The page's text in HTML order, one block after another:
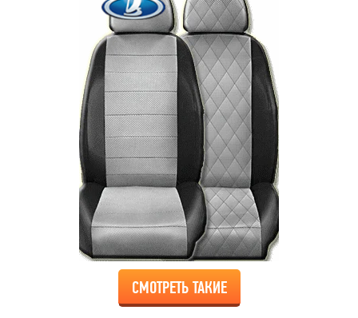
СМОТРЕТЬ ТАКИЕ